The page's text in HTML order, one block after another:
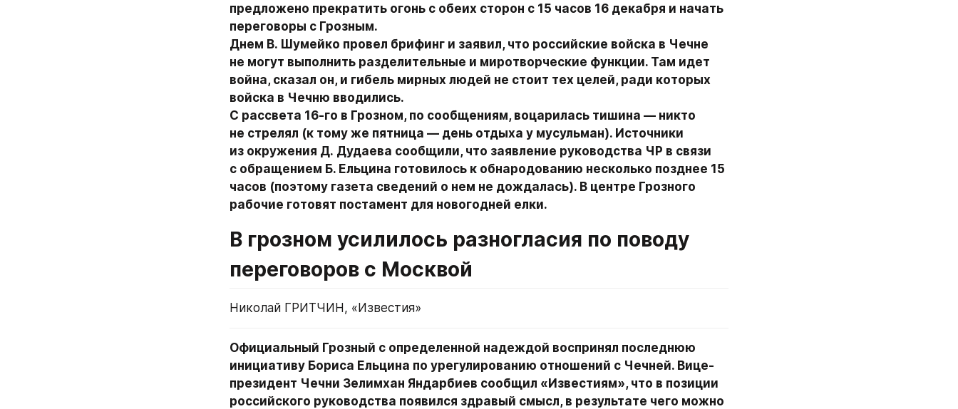
предложено прекратить огонь с обеих сторон с 15 часов 16 декабря и начать
переговоры с Грозным.
Днем В. Шумейко провел брифинг и заявил, что российские войска в Чечне
не могут выполнить разделительные и миротворческие функции. Там идет
война, сказал он, и гибель мирных людей не стоит тех целей, ради которых
войска в Чечню вводились.
С рассвета 16-го в Грозном, по сообщениям, воцарилась тишина — никто
не стрелял (к тому же пятница — день отдыха у мусульман). Источники
из окружения Д. Дудаева сообщили, что заявление руководства ЧР в связи
с обращением Б. Ельцина готовилось к обнародованию несколько позднее 15
часов (поэтому газета сведений о нем не дождалась). В центре Грозного
рабочие готовят постамент для новогодней елки.
В грозном усилилось разногласия по поводу
переговоров с Москвой
Николай ГРИТЧИН, «Известия»
Официальный Грозный с определенной надеждой воспринял последнюю
инициативу Бориса Ельцина по урегулированию отношений с Чечней. Вице-
президент Чечни Зелимхан Яндарбиев сообщил «Известиям», что в позиции
российского руководства появился здравый смысл, в результате чего можно